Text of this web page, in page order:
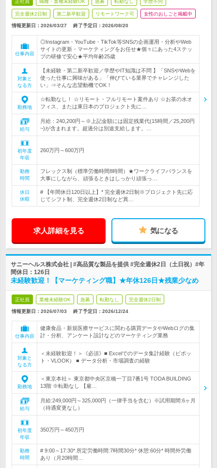
正社員 職種・業種未経験OK 急募 転勤なし 学歴不問
完全週休2日制 第二新卒歓迎 リモートワーク可 女性のおしごと掲載中
情報更新日：2026/03/27 終了予定日： 2026/08/20
仕事内容
◎Instagram・YouTube・TikTok等SNSの企画運用・分析やWeb
サイトの更新・マーケティングをお任せ★個々にあった4ステッ
プの研修で安心★平均年齢25歳
対象と
なる方
【未経験・第二新卒歓迎／学歴やIT知識は不問 】「SNSやWebを
使った仕事に興味がある」「伸びている業界でチャレンジした
い」⇒そんな志望動機でOK！
勤務地
☆転勤なし！ ☆リモート・フルリモート案件あり ☆お茶の水オ
フィス、または東日本のプロジェクト先に…
給与
月給：240,200円～※上記金額には固定残業代(15時間／25,200円
~)が含まれます。超過分は別途支給します。…
初年度
年収
260万円～600万円
勤務
時間
フレックス制（標準労働時間8時間）★ワークライフバランスを
大事にしながら、頑張るときはしっかり頑張っ…
休日
休暇
# 【年間休日120日以上】* 完全週休2日制※プロジェクト先に応
じてシフト制、完全週休2日制など異…
求人詳細を見る 気になる
サニーヘルス株式会社 | #高品質な製品を提供 #完全週休2日（土日祝）#年
間休日：126日
未経験歓迎！【マーケティング職】★年休126日★残業少なめ
正社員 業種未経験OK 急募 転勤なし 完全週休2日制
情報更新日：2026/07/03 終了予定日： 2026/12/24
仕事内容
健康食品・新規医療サービスに関わる購買データやWebログの集
計・分析、アンケート設計などのマーケティング業務
対象と
なる方
＜未経験歓迎！＞《必須》■ Excelでのデータ集計経験（ピボッ
ト・VLOOK） ■ データ分析・市場調査の経験
勤務地
＜東京本社＞ 東京都中央区京橋一丁目7番1号 TODA BUILDING
13階 ※転勤なし 【雇…
給与
月給:249,000円～325,000円（一律手当を含む）※試用期間:6ヶ月
（待遇変更なし）
初年度
年収
350万円～450万円
勤務
時間
# 9:00～17:30* 所定労働時間:7時間30分* 休憩:60分* 時間外労働
あり（月20時間…